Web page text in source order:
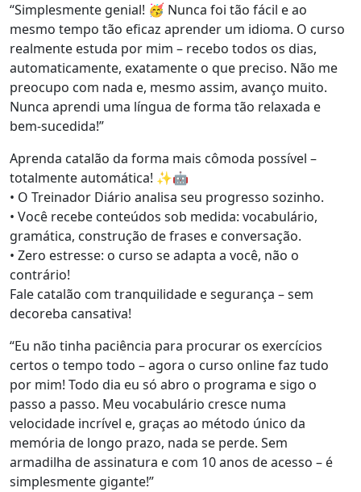
“Simplesmente genial! 🥳 Nunca foi tão fácil e ao
mesmo tempo tão eficaz aprender um idioma. O curso
realmente estuda por mim – recebo todos os dias,
automaticamente, exatamente o que preciso. Não me
preocupo com nada e, mesmo assim, avanço muito.
Nunca aprendi uma língua de forma tão relaxada e
bem-sucedida!”
Aprenda catalão da forma mais cômoda possível –
totalmente automática! ✨🤖
• O Treinador Diário analisa seu progresso sozinho.
• Você recebe conteúdos sob medida: vocabulário,
gramática, construção de frases e conversação.
• Zero estresse: o curso se adapta a você, não o
contrário!
Fale catalão com tranquilidade e segurança – sem
decoreba cansativa!
“Eu não tinha paciência para procurar os exercícios
certos o tempo todo – agora o curso online faz tudo
por mim! Todo dia eu só abro o programa e sigo o
passo a passo. Meu vocabulário cresce numa
velocidade incrível e, graças ao método único da
memória de longo prazo, nada se perde. Sem
armadilha de assinatura e com 10 anos de acesso – é
simplesmente gigante!”